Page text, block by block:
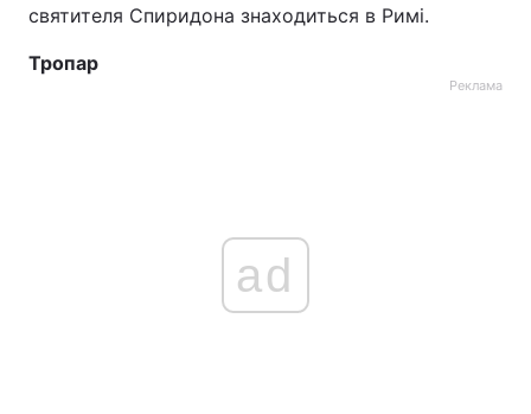
святителя Спиридона знаходиться в Римі.
Тропар
Реклама
ad